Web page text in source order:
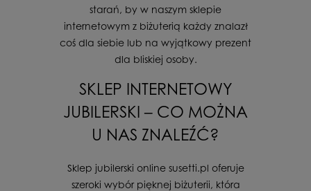
starań, by w naszym sklepie
internetowym z biżuterią każdy znalazł
coś dla siebie lub na wyjątkowy prezent
dla bliskiej osoby.
SKLEP INTERNETOWY
JUBILERSKI – CO MOŻNA
U NAS ZNALEŹĆ?
Sklep jubilerski online susetti.pl oferuje
szeroki wybór pięknej biżuterii, która